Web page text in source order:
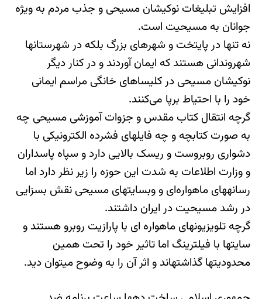
افزایش تبلیغات نوکیشان مسیحی و جذب مردم به ویژه
جوانان به مسیحیت است.
نه تنها در پایتخت و شهرهای بزرگ بلکه در شهرستان‎ها
شهروندانی هستند که ایمان آوردند و در کنار دیگر
نوکیشان مسیحی در کلیساهای خانگی مراسم ایمانی
خود را با احتیاط برپا می‎‌کنند.
گرچه انتقال کتاب مقدس و جزوات آموزشی مسیحی چه
به صورت کتابچه و چه فایل‎های فشرده الکترونیکی با
دشواری روبروست و ریسک بالایی دارد و سپاه پاسداران
و وزارت اطلاعات به شدت این حوزه را زیر نظر دارد اما
رسانه‎های ماهواره‌‏ای و وبسایت‎های مسیحی نقش بسزایی
در رشد مسیحیت در ایران داشتند.
گرچه تلویزیون‎های ماهواره ای با پارازیت روبرو هستند و
سایت‎ها با فیلترینگ اما تاثیر خود را تحت همین
محدودیت‎ها گذاشته‎اند و اثر آن را به وضوح می‎توان دید.